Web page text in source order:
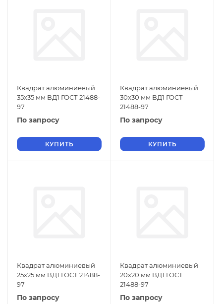
Квадрат алюминиевый
35х35 мм ВД1 ГОСТ 21488-
97
По запросу
КУПИТЬ
Квадрат алюминиевый
30х30 мм ВД1 ГОСТ
21488-97
По запросу
КУПИТЬ
Квадрат алюминиевый
25х25 мм ВД1 ГОСТ 21488-
97
По запросу
Квадрат алюминиевый
20х20 мм ВД1 ГОСТ
21488-97
По запросу